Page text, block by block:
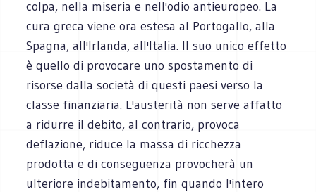
colpa, nella miseria e nell'odio antieuropeo. La
cura greca viene ora estesa al Portogallo, alla
Spagna, all'Irlanda, all'Italia. Il suo unico effetto
è quello di provocare uno spostamento di
risorse dalla società di questi paesi verso la
classe finanziaria. L'austerità non serve affatto
a ridurre il debito, al contrario, provoca
deflazione, riduce la massa di ricchezza
prodotta e di conseguenza provocherà un
ulteriore indebitamento, fin quando l'intero